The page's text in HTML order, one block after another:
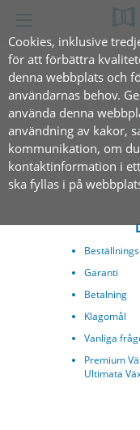
Cookies, inklusive
för att förbättra
denna webbplats och
användarnas behov.
använda denna
användning av kakor,
kommunikation, om
kontaktinformation i
ska fyllas i på
Garanti
Betalning
Klagomål
Vanliga
Premium
Ultimata